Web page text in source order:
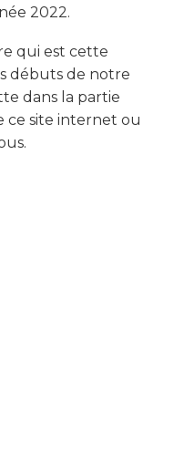
2022.
qui est cette
débuts de notre
dans la partie
ce site internet ou